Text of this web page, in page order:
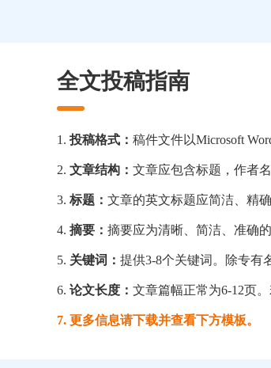
全文投稿指南
1. 投稿格式： 稿件文件以Microsoft
2. 文章结构： 文章应包含标题，作者
3. 标题： 文章的英文标题应简洁、精
4. 摘要： 摘要应为清晰、简洁、准确
5. 关键词： 提供3-8个关键词。除专有
6. 论文长度： 文章篇幅正常为6-12页
7. 更多信息请下载并查看下方模板。